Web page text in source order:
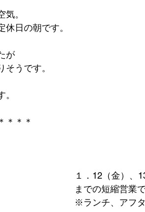
。
日の朝です。
が
うです。
＊＊＊
１．12（金）、
までの短縮営業で
※ランチ、アフ